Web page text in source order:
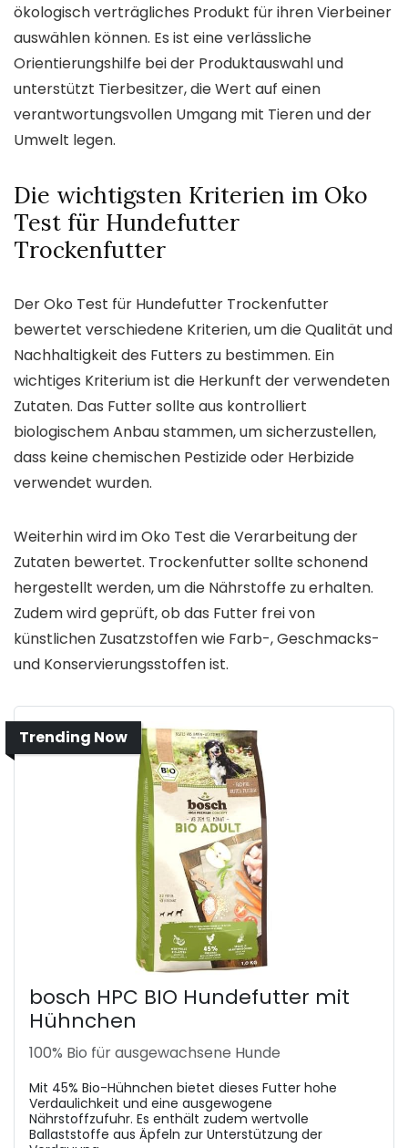
ökologisch verträgliches Produkt für ihren Vierbeiner
auswählen können. Es ist eine verlässliche
Orientierungshilfe bei der Produktauswahl und
unterstützt Tierbesitzer, die Wert auf einen
verantwortungsvollen Umgang mit Tieren und der
Umwelt legen.
Die wichtigsten Kriterien im Oko
Test für Hundefutter
Trockenfutter
Der Oko Test für Hundefutter Trockenfutter
bewertet verschiedene Kriterien, um die Qualität und
Nachhaltigkeit des Futters zu bestimmen. Ein
wichtiges Kriterium ist die Herkunft der verwendeten
Zutaten. Das Futter sollte aus kontrolliert
biologischem Anbau stammen, um sicherzustellen,
dass keine chemischen Pestizide oder Herbizide
verwendet wurden.
Weiterhin wird im Oko Test die Verarbeitung der
Zutaten bewertet. Trockenfutter sollte schonend
hergestellt werden, um die Nährstoffe zu erhalten.
Zudem wird geprüft, ob das Futter frei von
künstlichen Zusatzstoffen wie Farb-, Geschmacks-
und Konservierungsstoffen ist.
Trending Now
bosch HPC BIO Hundefutter mit
Hühnchen
100% Bio für ausgewachsene Hunde
Mit 45% Bio-Hühnchen bietet dieses Futter hohe
Verdaulichkeit und eine ausgewogene
Nährstoffzufuhr. Es enthält zudem wertvolle
Ballaststoffe aus Äpfeln zur Unterstützung der